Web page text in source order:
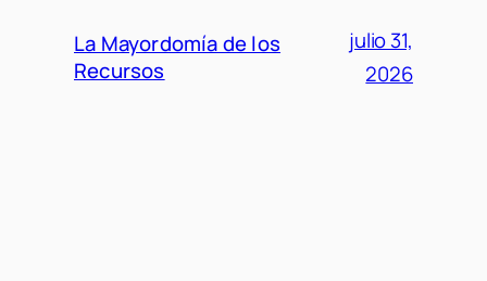
La Mayordomía de los
Recursos
julio 31,
2026